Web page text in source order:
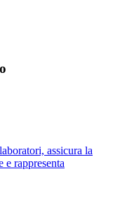
assicura la
e rappresenta